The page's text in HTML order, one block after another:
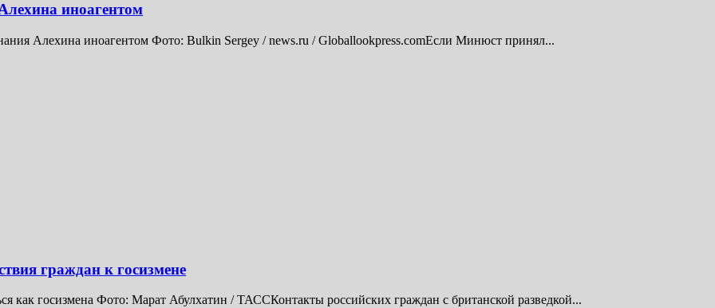
иноагентом
Алехина иноагентом Фото: Bulkin Sergey / news.ru / Globallookpress.comЕсли Минюст принял...
граждан к госизмене
как госизмена Фото: Марат Абулхатин / ТАССКонтакты российских граждан с британской разведкой...